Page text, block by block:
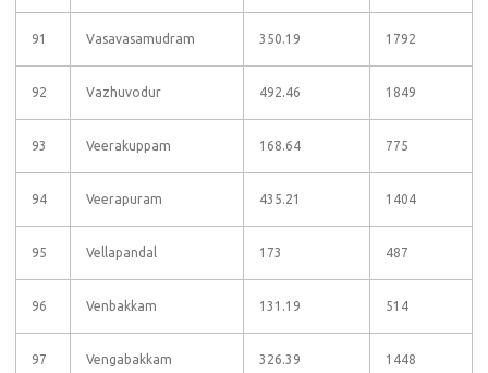
91 Vasavasamudram 350.19 1792
92 Vazhuvodur 492.46 1849
93 Veerakuppam 168.64 775
94 Veerapuram 435.21 1404
95 Vellapandal 173 487
96 Venbakkam 131.19 514
97 Vengabakkam 326.39 1448